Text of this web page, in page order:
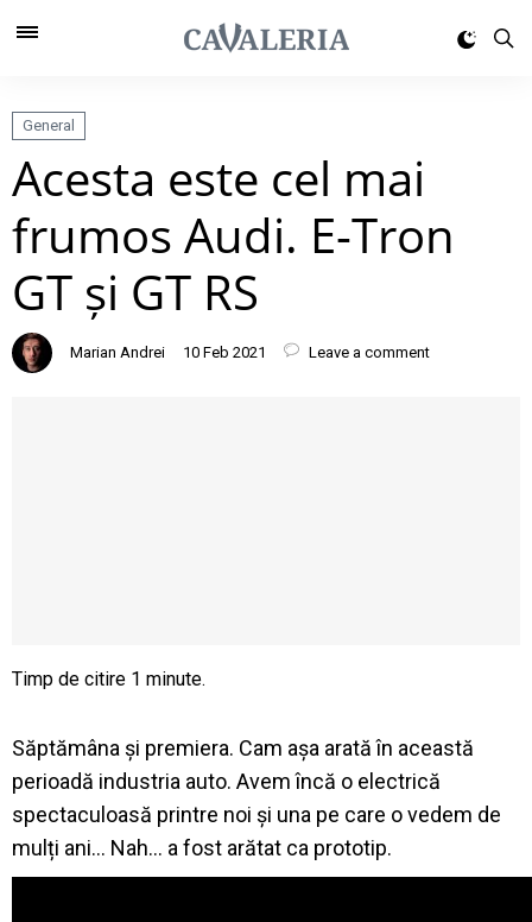
General
Acesta este cel mai
frumos Audi. E-Tron
GT și GT RS
Marian Andrei 10 Feb 2021 Leave a comment
Săptămâna și premiera. Cam așa arată în această
perioadă industria auto. Avem încă o electrică
spectaculoasă printre noi și una pe care o vedem de
mulți ani… Nah… a fost arătat ca prototip.